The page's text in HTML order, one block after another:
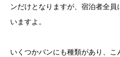
ンだけとなりますが、宿泊者全
いますよ。
いくつかパンにも種類があり、